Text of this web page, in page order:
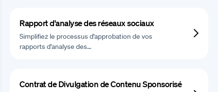
Rapport d'analyse des réseaux sociaux
Simplifiez le processus d'approbation de vos
rapports d'analyse des…
Contrat de Divulgation de Contenu Sponsorisé